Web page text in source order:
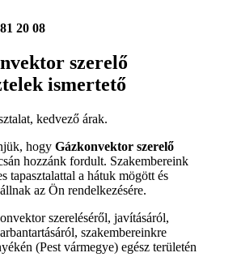
20 08
szerelő
ismertető
kedvező árak.
hogy Gázkonvektor szerelő
hozzánk fordult. Szakembereink
tapasztalattal a hátuk mögött és
az Ön rendelkezésére.
szereléséről, javításáról,
szakembereinkre
(Pest vármegye) egész területén